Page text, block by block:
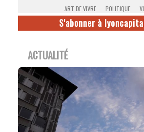
ART DE VIVRE
POLITIQUE
S'abonner à
ACTUALITÉ